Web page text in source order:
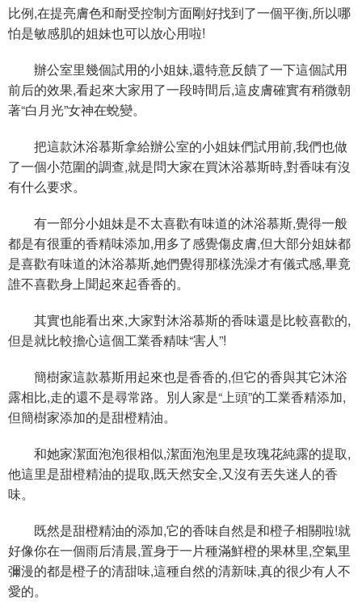
比例,在提亮膚色和耐受控制方面剛好找到了一個平衡,所以哪
怕是敏感肌的姐妹也可以放心用啦!
辦公室里幾個試用的小姐妹,還特意反饋了一下這個試用
前后的效果,看起來大家用了一段時間后,這皮膚確實有稍微朝
著“白月光”女神在蛻變。
把這款沐浴慕斯拿給辦公室的小姐妹們試用前,我們也做
了一個小范圍的調查,就是問大家在買沐浴慕斯時,對香味有沒
有什么要求。
有一部分小姐妹是不太喜歡有味道的沐浴慕斯,覺得一般
都是有很重的香精味添加,用多了感覺傷皮膚,但大部分姐妹都
是喜歡有味道的沐浴慕斯,她們覺得那樣洗澡才有儀式感,畢竟
誰不喜歡身上聞起來起香香的。
其實也能看出來,大家對沐浴慕斯的香味還是比較喜歡的,
但是就比較擔心這個工業香精味“害人”!
簡樹家這款慕斯用起來也是香香的,但它的香與其它沐浴
露相比,走的還不是尋常路。別人家是“上頭”的工業香精添加,
但簡樹家添加的是甜橙精油。
和她家潔面泡泡很相似,潔面泡泡里是玫瑰花純露的提取,
他這里是甜橙精油的提取,既天然安全,又沒有丟失迷人的香
味。
既然是甜橙精油的添加,它的香味自然是和橙子相關啦!就
好像你在一個雨后清晨,置身于一片種滿鮮橙的果林里,空氣里
彌漫的都是橙子的清甜味,這種自然的清新味,真的很少有人不
愛的。